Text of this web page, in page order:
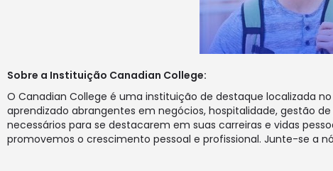
Sobre a Instituição Canadian College:
O Canadian College é uma instituição de destaque localizada
aprendizado abrangentes em negócios, hospitalidade, gestão
necessários para se destacarem em suas carreiras e vidas
promovemos o crescimento pessoal e profissional. Junte-se a